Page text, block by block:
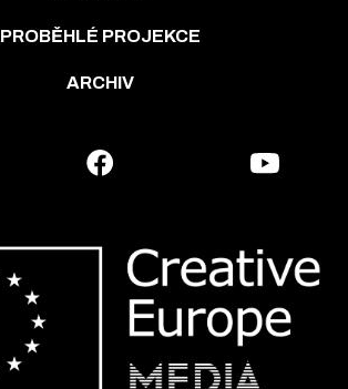
PROBĚHLÉ PROJEKCE
ARCHIV